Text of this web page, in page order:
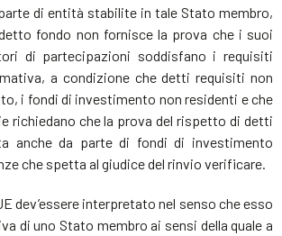
di entità stabilite in tale Stato membro,
fondo non fornisce la prova che i suoi
di partecipazioni soddisfano i requisiti
a condizione che detti requisiti non
i fondi di investimento non residenti e che
richiedano che la prova del rispetto di detti
anche da parte di fondi di investimento
che spetta al giudice del rinvio verificare.
dev’essere interpretato nel senso che esso
di uno Stato membro ai sensi della quale a